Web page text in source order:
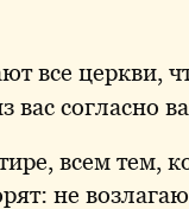
все церкви,
вас согласно
всем тем,
не